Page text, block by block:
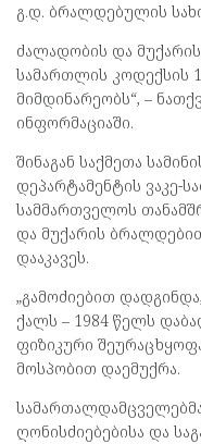
გ.დ. ბრალდებულის
ძალადობის და
სამართლის კოდექსის
მიმდინარეობს“, –
ინფორმაციაში.
შინაგან საქმეთა
დეპარტამენტის ვაკე-
სამმართველოს
და მუქარის
დააკავეს.
„გამოძიებით
ქალს – 1984 წელს
ფიზიკური
მოსპობით დაემუქრა.
ღონისძიებებისა და